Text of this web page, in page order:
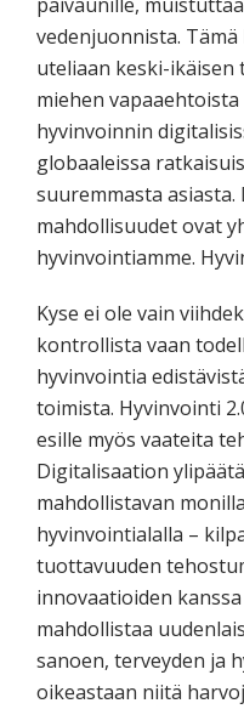
vedenjuonnista.
uteliaan keski-
miehen
hyvinvoinnin
globaaleissa
suuremmasta
mahdollisuudet ovat
hyvinvointiamme.
Kyse ei ole vain
kontrollista vaan
hyvinvointia
toimista. Hyvinvointi
esille myös vaateita
Digitalisaation
mahdollistavan
hyvinvointialalla –
tuottavuuden
innovaatioiden
mahdollistaa
sanoen, terveyden ja
oikeastaan niitä